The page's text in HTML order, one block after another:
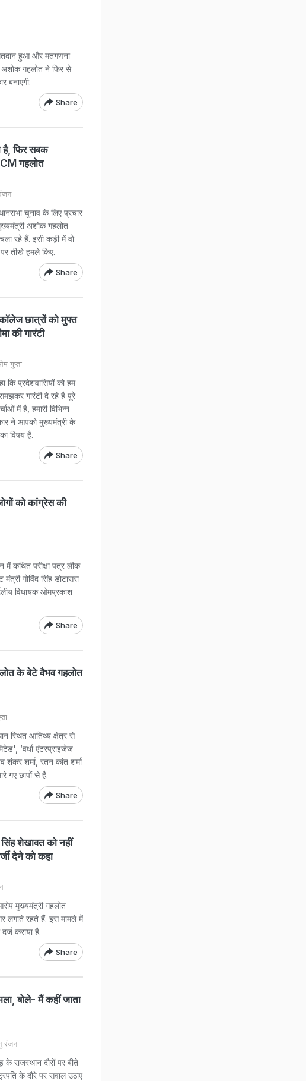
हुआ और मतगणना
अशोक गहलोत ने फिर से
बनाएगी.
Share
है, फिर सबक
CM गहलोत
चुनाव के लिए प्रचार
अशोक गहलोत
रहे हैं. इसी कड़ी में वो
पर तीखे हमले किए.
Share
छात्रों को मुफ्त
की गारंटी
गुप्ता
कि प्रदेशवासियों को हम
गारंटी दे रहे है पूरे
में है, हमारी विभिन्न
ने आपको मुख्यमंत्री के
विषय है.
Share
को कांग्रेस की
कथित परीक्षा पत्र लीक
गोविंद सिंह डोटासरा
विधायक ओमप्रकाश
Share
के बेटे वैभव गहलोत
स्थित आतिथ्य क्षेत्र से
‘वर्धा एंटरप्राइजेज
शर्मा, रतन कांत शर्मा
गए छापों से है.
Share
सिंह शेखावत को नहीं
देने को कहा
मुख्यमंत्री गहलोत
लगाते रहते हैं. इस मामले में
कराया है.
Share
बोले- मैं कहीं जाता
रंजन
राजस्थान दौरों पर बीते
के दौरे पर सवाल उठाए